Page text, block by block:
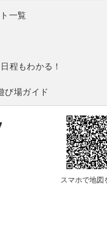
一覧
程もわかる！
び場ガイド
スマホで地図